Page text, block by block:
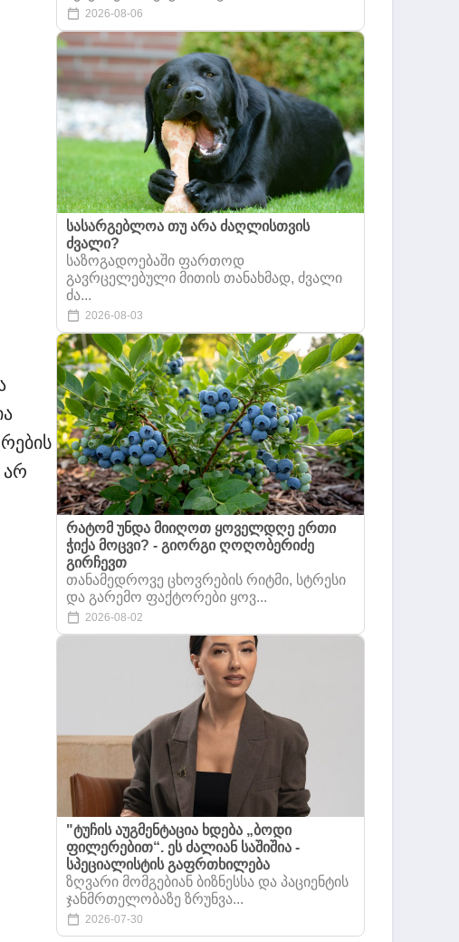
არ
2026-08-06
სასარგებლოა თუ არა ძაღლისთვის
ძვალი?
საზოგადოებაში ფართოდ
გავრცელებული მითის თანახმად, ძვალი
ძა...
2026-08-03
რატომ უნდა მიიღოთ ყოველდღე ერთი
ჭიქა მოცვი? - გიორგი ღოღობერიძე
გირჩევთ
თანამედროვე ცხოვრების რიტმი, სტრესი
და გარემო ფაქტორები ყოვ...
2026-08-02
"ტუჩის აუგმენტაცია ხდება „ბოდი
ფილერებით“. ეს ძალიან საშიშია -
სპეციალისტის გაფრთხილება
ზღვარი მომგებიან ბიზნესსა და პაციენტის
ჯანმრთელობაზე ზრუნვა...
2026-07-30